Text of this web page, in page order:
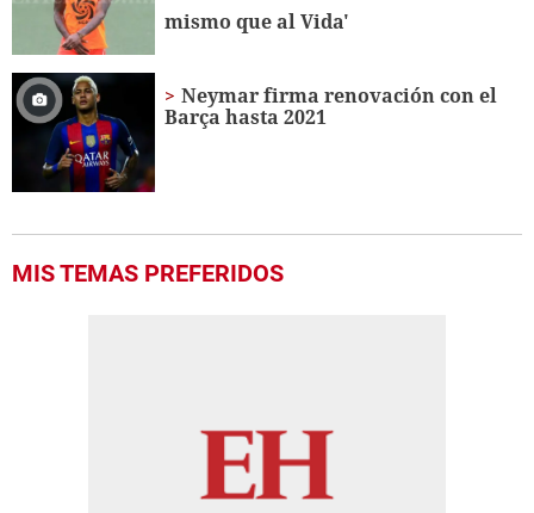
mismo que al Vida'
Neymar firma renovación con el
Barça hasta 2021
MIS TEMAS PREFERIDOS